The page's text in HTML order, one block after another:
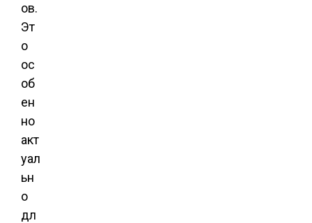
ов.
Эт
о
ос
об
ен
но
акт
уал
ьн
о
дл